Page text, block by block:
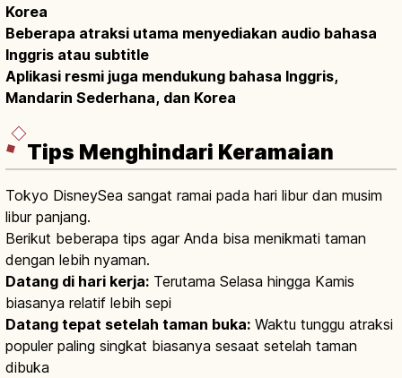
Korea
Beberapa atraksi utama menyediakan audio bahasa
Inggris atau subtitle
Aplikasi resmi juga mendukung bahasa Inggris,
Mandarin Sederhana, dan Korea
Tips Menghindari Keramaian
Tokyo DisneySea sangat ramai pada hari libur dan musim
libur panjang.
Berikut beberapa tips agar Anda bisa menikmati taman
dengan lebih nyaman.
Datang di hari kerja: Terutama Selasa hingga Kamis
biasanya relatif lebih sepi
Datang tepat setelah taman buka: Waktu tunggu atraksi
populer paling singkat biasanya sesaat setelah taman
dibuka